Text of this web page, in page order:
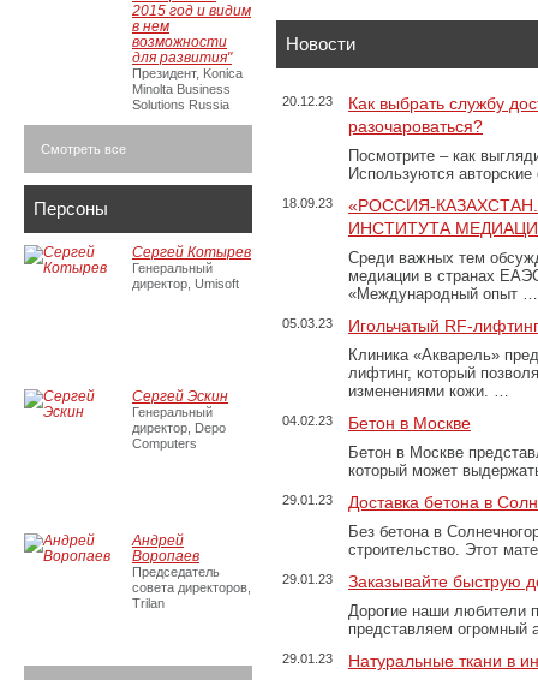
Новости
20.12.23
Как выбрать службу
разочароваться?
Посмотрите – как
Используются
18.09.23
«РОССИЯ-
ИНСТИТУТА
Среди важных тем
медиации в странах
«Международный опыт …
05.03.23 Игольчатый RF-
Клиника «Акварель»
лифтинг, который
изменениями кожи. …
04.02.23 Бетон в Москве
Бетон в Москве
который может
29.01.23 Доставка бетона в
Без бетона в
строительство. Этот
29.01.23 Заказывайте быструю
Дорогие наши любители
представляем огромный
29.01.23 Натуральные ткани в
2015 год и видим
в нем
возможности
для развития"
Президент, Konica
Minolta Business
Solutions Russia
Смотреть все
Персоны
Сергей Котырев
Генеральный
директор, Umisoft
Сергей Эскин
Генеральный
директор, Depo
Computers
Андрей
Воропаев
Председатель
совета директоров,
Trilan